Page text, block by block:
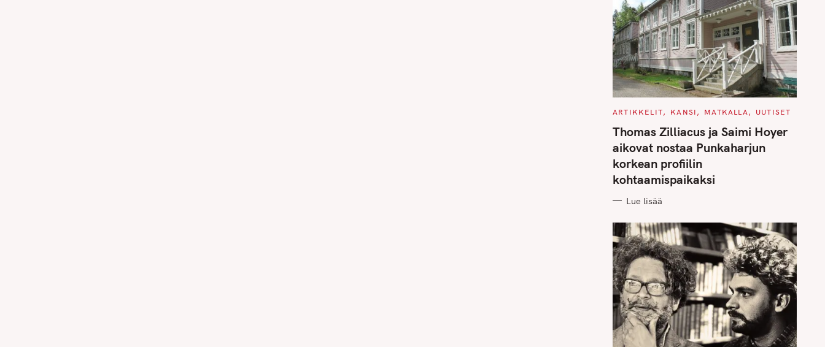
C
T
E
O
R
I
E
S
ARTIKKELIT KANSI MATKALLA UUTISET
Thomas Zilliacus ja Saimi Hoyer
aikovat nostaa Punkaharjun
korkean profiilin
kohtaamispaikaksi
Lue lisää